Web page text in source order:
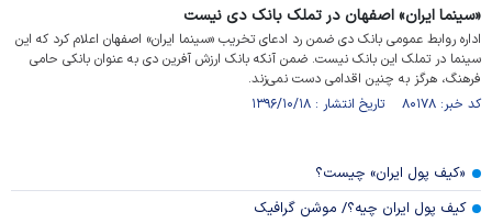
«سینما ایران» اصفهان در تملک بانک دی نیست
اداره روابط عمومی بانک دی ضمن رد ادعای تخریب «سینما ایران» اصفهان اعلام کرد که این
سینما در تملک این بانک نیست. ضمن آنکه بانک ارزش آفرین دی به عنوان بانکی حامی
فرهنگ، هرگز به چنین اقدامی دست نمی‌زند.
کد خبر: ۸۰۱۷۸ تاریخ انتشار : ۱۳۹۶/۱۰/۱۸
«کیف پول ایران» چیست؟
کیف پول ایران چیه؟/ موشن گرافیک